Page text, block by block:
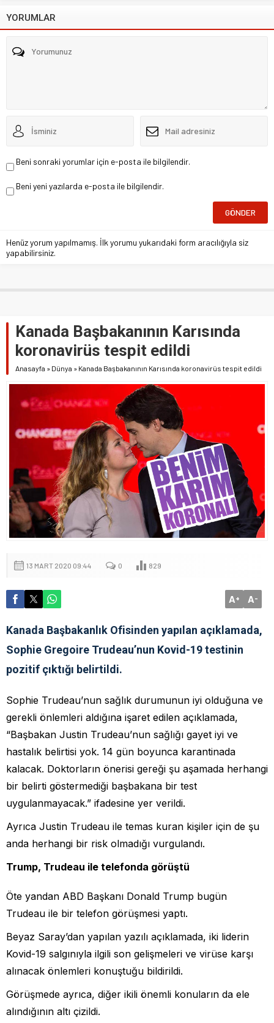
YORUMLAR
Beni sonraki yorumlar için e-posta ile bilgilendir.
Beni yeni yazılarda e-posta ile bilgilendir.
Henüz yorum yapılmamış. İlk yorumu yukarıdaki form aracılığıyla siz
yapabilirsiniz.
Kanada Başbakanının Karısında
koronavirüs tespit edildi
Anasayfa » Dünya » Kanada Başbakanının Karısında koronavirüs tespit edildi
13 MART 2020 09:44 0 829
A+ A-
Kanada Başbakanlık Ofisinden yapılan açıklamada,
Sophie Gregoire Trudeau’nun Kovid-19 testinin
pozitif çıktığı belirtildi.
Sophie Trudeau’nun sağlık durumunun iyi olduğuna ve
gerekli önlemleri aldığına işaret edilen açıklamada,
“Başbakan Justin Trudeau’nun sağlığı gayet iyi ve
hastalık belirtisi yok. 14 gün boyunca karantinada
kalacak. Doktorların önerisi gereği şu aşamada herhangi
bir belirti göstermediği başbakana bir test
uygulanmayacak.” ifadesine yer verildi.
Ayrıca Justin Trudeau ile temas kuran kişiler için de şu
anda herhangi bir risk olmadığı vurgulandı.
Trump, Trudeau ile telefonda görüştü
Öte yandan ABD Başkanı Donald Trump bugün
Trudeau ile bir telefon görüşmesi yaptı.
Beyaz Saray’dan yapılan yazılı açıklamada, iki liderin
Kovid-19 salgınıyla ilgili son gelişmeleri ve virüse karşı
alınacak önlemleri konuştuğu bildirildi.
Görüşmede ayrıca, diğer ikili önemli konuların da ele
alındığının altı çizildi.